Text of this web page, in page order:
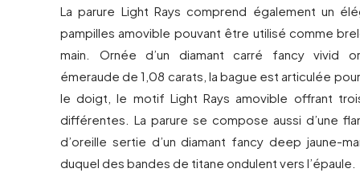
La parure Light Rays comprend également un
pampilles amovible pouvant être utilisé comme
main. Ornée d’un diamant carré fancy vivid
émeraude de 1,08 carats, la bague est articulée
le doigt, le motif Light Rays amovible offrant
différentes. La parure se compose aussi d’une
d’oreille sertie d’un diamant fancy deep jaune-
duquel des bandes de titane ondulent vers l’épaule.